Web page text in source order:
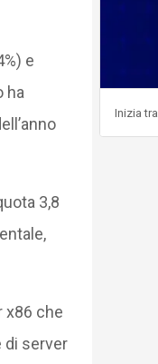
e
ha
3,8
x86 che
di server
Inizia tra